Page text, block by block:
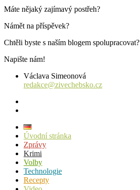
Máte nějaký zajímavý postřeh?
Námět na příspěvek?
Chtěli byste s naším blogem spolupracovat?
Napište nám!
Václava Simeonová
redakce@zivechebsko.cz
Úvodní stránka
Zprávy
Krimi
Volby
Technologie
Recepty